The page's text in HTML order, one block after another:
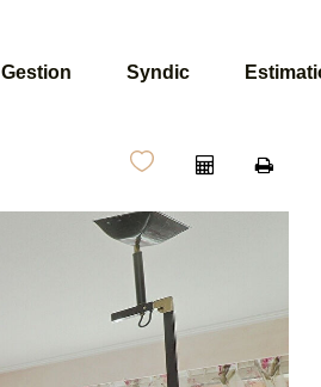
Gestion Syndic